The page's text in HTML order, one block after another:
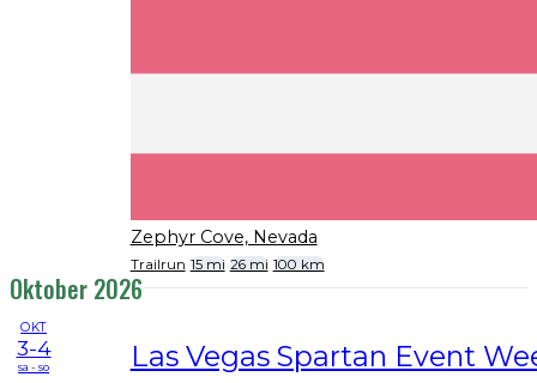
Zephyr Cove, Nevada
Trailrun 15 mi 26 mi 100 km
Oktober 2026
OKT
3-4
sa - so Las Vegas Spartan Event